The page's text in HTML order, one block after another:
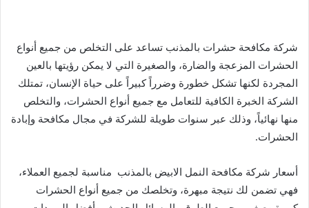
شركة مكافحة حشرات بالمذنب تساعد على التخلص من جميع أنواع
الحشرات المزعجة والضارة، والصغيرة التي لا يمكن رؤيتها بالعين
المجردة لكنها تشكل خطورة وضرراً كبيراً على حياة الإنسان، تمتلك
الشركة الخبرة الكافية للتعامل مع جميع أنواع الحشرات، والتخلص
منها نهائياً، وذلك عبر سنوات طويلة للشركة في مجال مكافحة وإبادة
الحشرات.
أسعار شركة مكافحة النمل الابيض بالمذنب مناسبة لجميع العملاء،
فهي تضمن لك نتيجة مبهرة، وتخلصك من جميع أنواع الحشرات